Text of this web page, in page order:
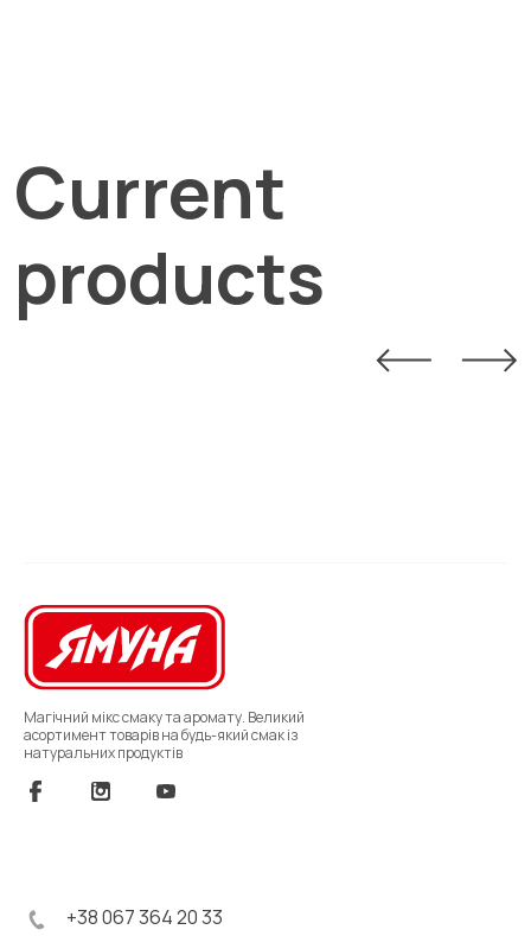
Current
products
Магічний мікс смаку та аромату. Великий
асортимент товарів на будь-який смак із
натуральних продуктів
+38 067 364 20 33